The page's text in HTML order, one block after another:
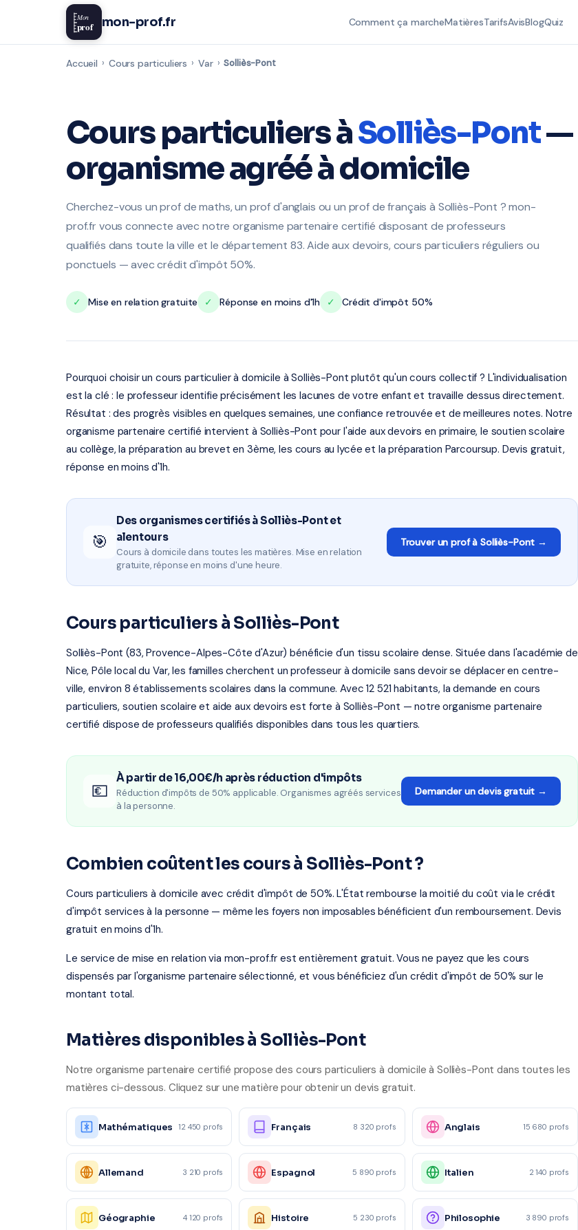
Mon
prof mon-prof.fr Comment ça marcheMatièresTarifsAvisBlogQuiz
Accueil › Cours particuliers › Var › Solliès-Pont
Cours particuliers àSolliès-Pont—
organisme agréé à domicile
Cherchez-vous un prof de maths, un prof d'anglais ou un prof de français à Solliès-Pont ? mon-
prof.fr vous connecte avec notre organisme partenaire certifié disposant de professeurs
qualifiés dans toute la ville et le département 83. Aide aux devoirs, cours particuliers réguliers ou
ponctuels — avec crédit d'impôt 50%.
✓ Mise en relation gratuite ✓ Réponse en moins d'1h ✓ Crédit d'impôt 50%
Pourquoi choisir un cours particulier à domicile à Solliès-Pont plutôt qu'un cours collectif ? L'individualisation
est la clé : le professeur identifie précisément les lacunes de votre enfant et travaille dessus directement.
Résultat : des progrès visibles en quelques semaines, une confiance retrouvée et de meilleures notes. Notre
organisme partenaire certifié intervient à Solliès-Pont pour l'aide aux devoirs en primaire, le soutien scolaire
au collège, la préparation au brevet en 3ème, les cours au lycée et la préparation Parcoursup. Devis gratuit,
réponse en moins d'1h.
🎯
Des organismes certifiés à Solliès-Pont et
alentours
Cours à domicile dans toutes les matières. Mise en relation
gratuite, réponse en moins d'une heure.
Trouver un prof à Solliès-Pont →
Cours particuliers à Solliès-Pont
Solliès-Pont (83, Provence-Alpes-Côte d'Azur) bénéficie d'un tissu scolaire dense. Située dans l'académie de
Nice, Pôle local du Var, les familles cherchent un professeur à domicile sans devoir se déplacer en centre-
ville, environ 8 établissements scolaires dans la commune. Avec 12 521 habitants, la demande en cours
particuliers, soutien scolaire et aide aux devoirs est forte à Solliès-Pont — notre organisme partenaire
certifié dispose de professeurs qualifiés disponibles dans tous les quartiers.
💶
À partir de 16,00€/h après réduction d'impôts
Réduction d'impôts de 50% applicable. Organismes agréés services
à la personne.
Demander un devis gratuit →
Combien coûtent les cours à Solliès-Pont ?
Cours particuliers à domicile avec crédit d'impôt de 50%. L'État rembourse la moitié du coût via le crédit
d'impôt services à la personne — même les foyers non imposables bénéficient d'un remboursement. Devis
gratuit en moins d'1h.
Le service de mise en relation via mon-prof.fr est entièrement gratuit. Vous ne payez que les cours
dispensés par l'organisme partenaire sélectionné, et vous bénéficiez d'un crédit d'impôt de 50% sur le
montant total.
Matières disponibles à Solliès-Pont
Notre organisme partenaire certifié propose des cours particuliers à domicile à Solliès-Pont dans toutes les
matières ci-dessous. Cliquez sur une matière pour obtenir un devis gratuit.
Mathématiques 12 450 profs Français 8 320 profs Anglais 15 680 profs
Allemand 3 210 profs Espagnol 5 890 profs Italien 2 140 profs
Géographie 4 120 profs Histoire 5 230 profs Philosophie 3 890 profs